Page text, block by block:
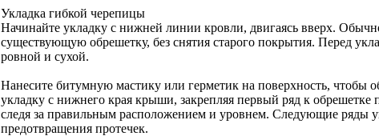
Укладка гибкой черепицы
Начинайте укладку с нижней линии кровли, двигаясь вверх.
существующую обрешетку, без снятия старого покрытия. Перед
ровной и сухой.
Нанесите битумную мастику или герметик на поверхность, чтобы
укладку с нижнего края крыши, закрепляя первый ряд к
следя за правильным расположением и уровнем. Следующие ряды
предотвращения протечек.